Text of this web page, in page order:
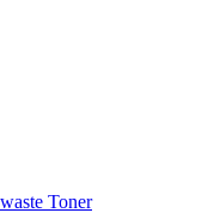
Toner